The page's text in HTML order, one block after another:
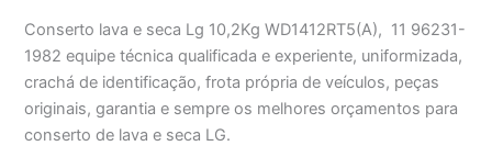
Conserto lava e seca Lg 10,2Kg WD1412RT5(A), 11 96231-
1982 equipe técnica qualificada e experiente, uniformizada,
crachá de identificação, frota própria de veículos, peças
originais, garantia e sempre os melhores orçamentos para
conserto de lava e seca LG.